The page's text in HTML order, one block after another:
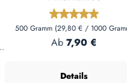
Bewertung von 5 von 5
500 Gramm (29,80 € / 1000
Regulärer Preis:
Ab 7,90 €
Details